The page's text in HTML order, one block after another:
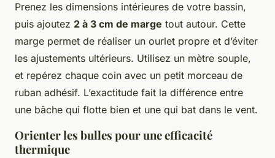
Prenez les dimensions intérieures de votre bassin,
puis ajoutez 2 à 3 cm de marge tout autour. Cette
marge permet de réaliser un ourlet propre et d’éviter
les ajustements ultérieurs. Utilisez un mètre souple,
et repérez chaque coin avec un petit morceau de
ruban adhésif. L’exactitude fait la différence entre
une bâche qui flotte bien et une qui bat dans le vent.
Orienter les bulles pour une efficacité
thermique